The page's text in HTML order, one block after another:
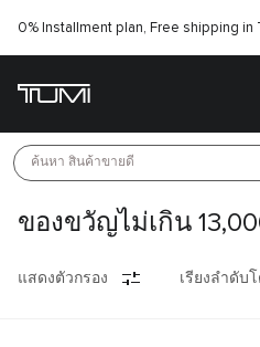
0% Installment plan, Free shipping in
ค้นหา สินค้าขายดี
ของขวัญไม่เกิน
แสดงตัวกรอง เรียงลำดับโ